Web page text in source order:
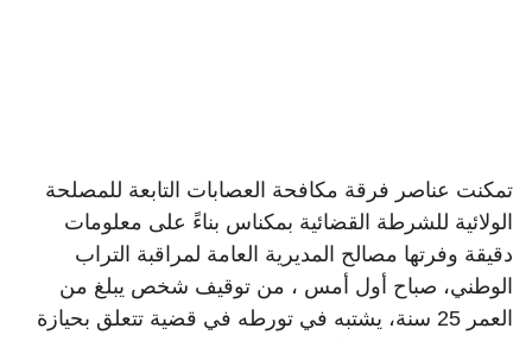
تمكنت عناصر فرقة مكافحة العصابات التابعة للمصلحة
الولائية للشرطة القضائية بمكناس بناءً على معلومات
دقيقة وفرتها مصالح المديرية العامة لمراقبة التراب
الوطني، صباح أول أمس ، من توقيف شخص يبلغ من
العمر 25 سنة، يشتبه في تورطه في قضية تتعلق بحيازة